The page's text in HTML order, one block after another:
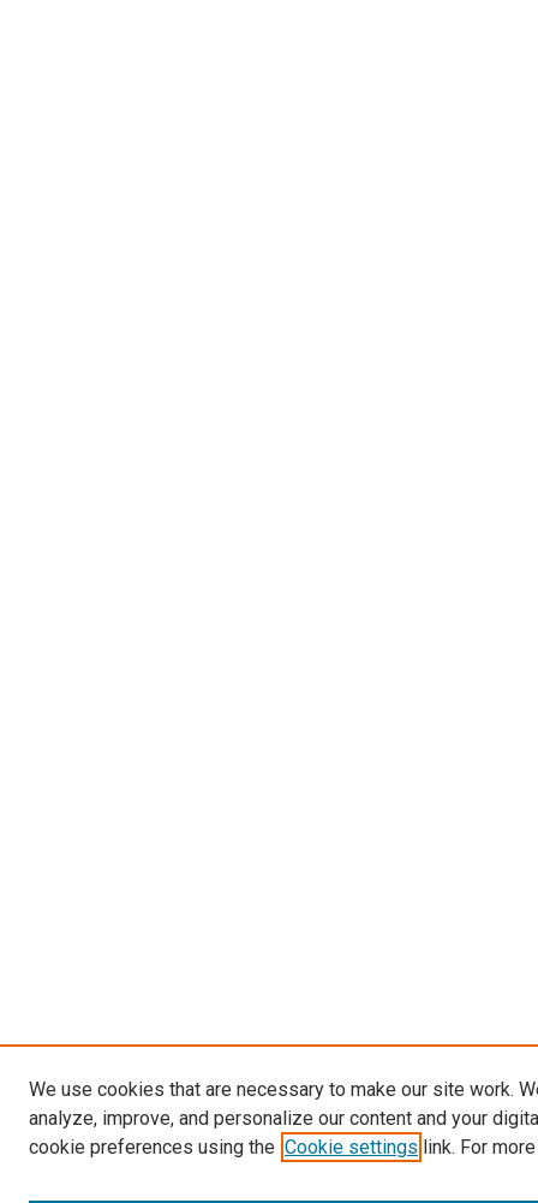
We use cookies that are necessary to make our site work.
analyze, improve, and personalize our content and your
cookie preferences using the Cookie settings link. For